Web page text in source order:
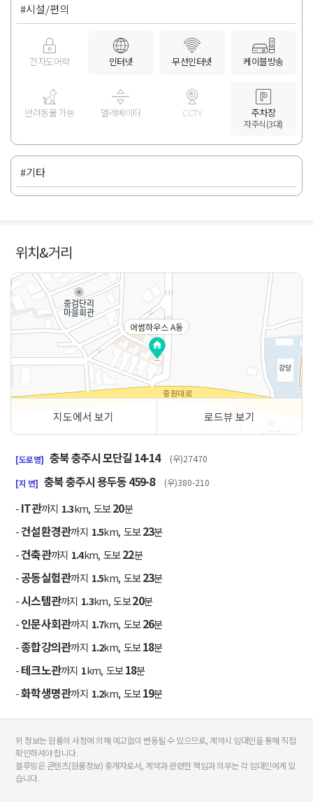
#시설/편의
전자도어락 인터넷 무선인터넷 케이블방송
반려동물 가능 엘레베이터 CCTV 주차장
자주식(3대)
#기타
위치&거리
어썸하우스 A동
지도에서 보기 로드뷰 보기
[도로명] 충북 충주시 모단길 14-14 (우)27470
[지 번] 충북 충주시 용두동 459-8 (우)380-210
-IT관까지 1.3km, 도보20분
-건설환경관까지 1.5km, 도보23분
-건축관까지 1.4km, 도보22분
-공동실험관까지 1.5km, 도보23분
-시스템관까지 1.3km, 도보20분
-인문사회관까지 1.7km, 도보26분
-종합강의관까지 1.2km, 도보18분
-테크노관까지 1km, 도보18분
-화학생명관까지 1.2km, 도보19분
위 정보는 원룸의 사정에 의해 예고없이 변동될 수 있으므로, 계약시 임대인을 통해 직접
확인하셔야 합니다.
블루밍은 콘텐츠(원룸정보) 중개자로서, 계약과 관련한 책임과 의무는 각 임대인에게 있
습니다.